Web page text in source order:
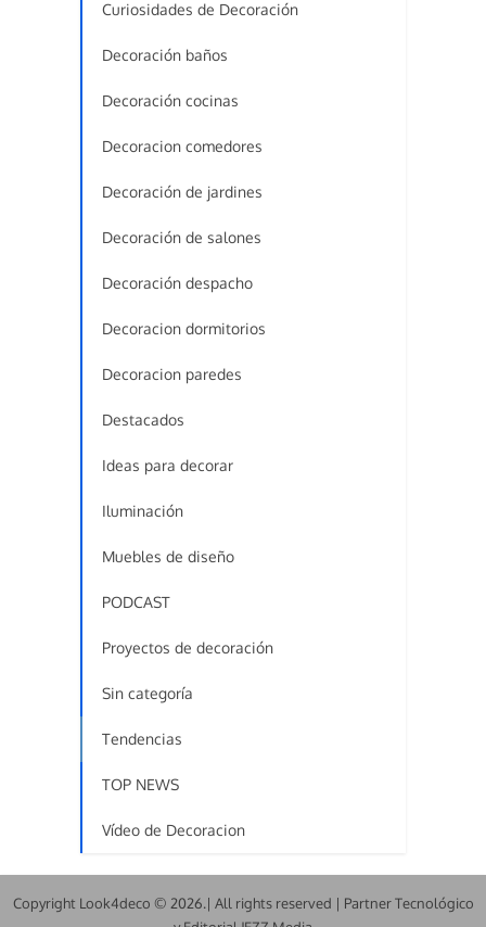
Curiosidades de Decoración
Decoración baños
Decoración cocinas
Decoracion comedores
Decoración de jardines
Decoración de salones
Decoración despacho
Decoracion dormitorios
Decoracion paredes
Destacados
Ideas para decorar
Iluminación
Muebles de diseño
PODCAST
Proyectos de decoración
Sin categoría
Tendencias
TOP NEWS
Vídeo de Decoracion
Copyright Look4deco © 2026.| All rights reserved | Partner Tecnológico